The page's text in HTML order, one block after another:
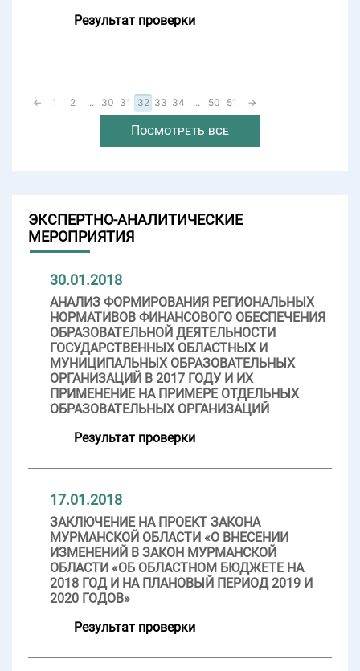
Результат проверки
← 1 2 ... 30 31 32 33 34 ... 50 51 →
Посмотреть все
ЭКСПЕРТНО-АНАЛИТИЧЕСКИЕ
МЕРОПРИЯТИЯ
30.01.2018
АНАЛИЗ ФОРМИРОВАНИЯ РЕГИОНАЛЬНЫХ
НОРМАТИВОВ ФИНАНСОВОГО ОБЕСПЕЧЕНИЯ
ОБРАЗОВАТЕЛЬНОЙ ДЕЯТЕЛЬНОСТИ
ГОСУДАРСТВЕННЫХ ОБЛАСТНЫХ И
МУНИЦИПАЛЬНЫХ ОБРАЗОВАТЕЛЬНЫХ
ОРГАНИЗАЦИЙ В 2017 ГОДУ И ИХ
ПРИМЕНЕНИЕ НА ПРИМЕРЕ ОТДЕЛЬНЫХ
ОБРАЗОВАТЕЛЬНЫХ ОРГАНИЗАЦИЙ
Результат проверки
17.01.2018
ЗАКЛЮЧЕНИЕ НА ПРОЕКТ ЗАКОНА
МУРМАНСКОЙ ОБЛАСТИ «О ВНЕСЕНИИ
ИЗМЕНЕНИЙ В ЗАКОН МУРМАНСКОЙ
ОБЛАСТИ «ОБ ОБЛАСТНОМ БЮДЖЕТЕ НА
2018 ГОД И НА ПЛАНОВЫЙ ПЕРИОД 2019 И
2020 ГОДОВ»
Результат проверки